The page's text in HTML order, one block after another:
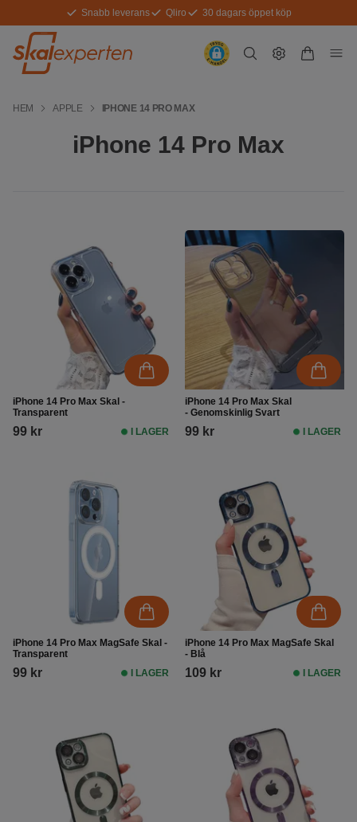
Snabb leverans Qliro 30 dagars öppet köp
HEM APPLE IPHONE 14 PRO MAX
iPhone 14 Pro Max
iPhone 14 Pro Max Skal -
Transparent
99 kr I LAGER
iPhone 14 Pro Max Skal
- Genomskinlig Svart
99 kr I LAGER
iPhone 14 Pro Max MagSafe Skal -
Transparent
99 kr I LAGER
iPhone 14 Pro Max MagSafe Skal
- Blå
109 kr I LAGER